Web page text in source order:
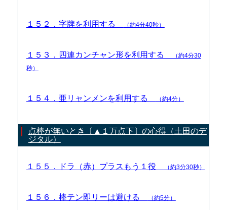
１５２．字牌を利用する （約4分40秒）
１５３．四連カンチャン形を利用する
（約4分30
秒）
１５４．亜リャンメンを利用する （約4分）
点棒が無いとき〔▲１万点下〕の心得（土田のデ
ジタル）
１５５．ドラ（赤）プラスもう１役 （約3分30秒）
１５６．棒テン即リーは避ける （約5分）